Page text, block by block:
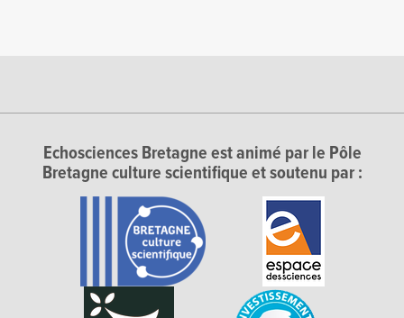
Echosciences Bretagne est animé par le Pôle
Bretagne culture scientifique et soutenu par :